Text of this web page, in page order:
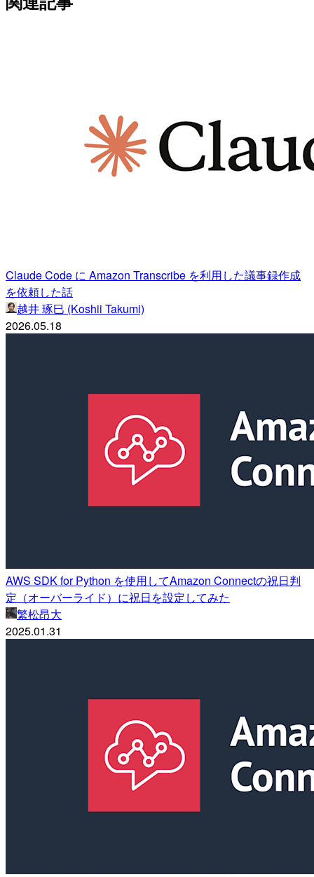
Claude Code に Amazon Transcribe を利用した議事録作成
を依頼した話
越井 琢巳 (Koshii Takumi)
2026.05.18
AWS SDK for Python を使用してAmazon Connectの祝日判
定（オーバーライド）に祝日を設定してみた
繁松昂大
2025.01.31